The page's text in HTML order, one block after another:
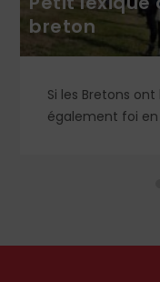
breton
Si les Bretons
également foi en